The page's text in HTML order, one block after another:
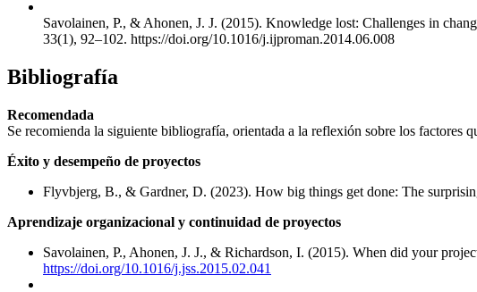
Savolainen, P., & Ahonen, J. J. (2015). Knowledge lost: Challenges in
33(1), 92–102. https://doi.org/10.1016/j.ijproman.2014.06.008
Bibliografía
Recomendada
Se recomienda la siguiente bibliografía, orientada a la reflexión sobre los factores
Éxito y desempeño de proyectos
Flyvbjerg, B., & Gardner, D. (2023). How big things get done: The
Aprendizaje organizacional y continuidad de proyectos
Savolainen, P., Ahonen, J. J., & Richardson, I. (2015). When did your
https://doi.org/10.1016/j.jss.2015.02.041